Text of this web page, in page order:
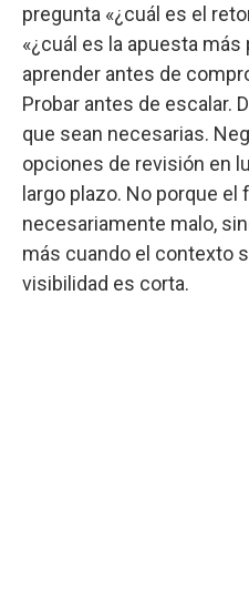
pregunta «¿cuál es el
«¿cuál es la apuesta
aprender antes de
Probar antes de escalar.
que sean necesarias.
opciones de revisión en
largo plazo. No porque el
necesariamente malo,
más cuando el contexto
visibilidad es corta.